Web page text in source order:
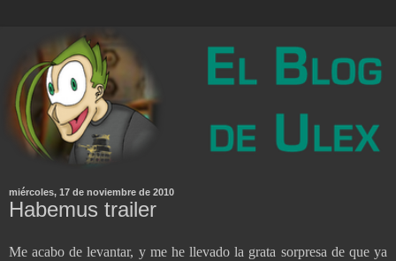
miércoles, 17 de noviembre de 2010
Habemus trailer
Me acabo de levantar, y me he llevado la grata sorpresa de que ya